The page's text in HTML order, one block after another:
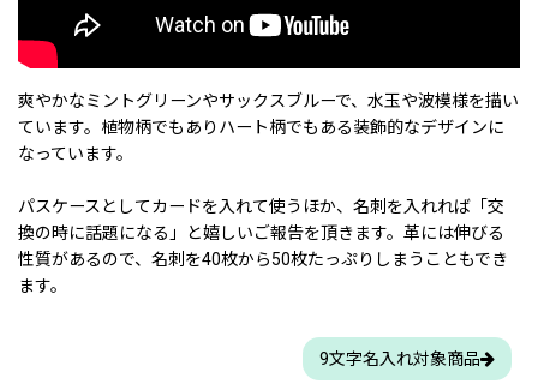
爽やかなミントグリーンやサックスブルーで、水玉や波模様を描い
ています。植物柄でもありハート柄でもある装飾的なデザインに
なっています。
パスケースとしてカードを入れて使うほか、名刺を入れれば「交
換の時に話題になる」と嬉しいご報告を頂きます。革には伸びる
性質があるので、名刺を40枚から50枚たっぷりしまうこともでき
ます。
9文字名入れ対象商品